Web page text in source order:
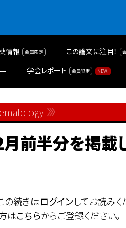
情報 この論文に注目！
学会レポート
前半分を掲載
の続きはログインしてお読みく
はこちらからご登録ください。